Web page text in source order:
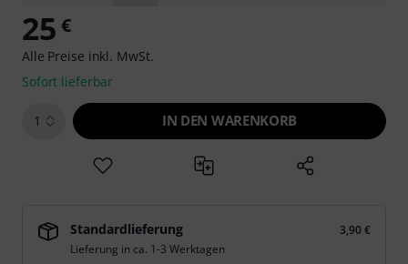
25 €
Alle Preise inkl. MwSt.
Sofort lieferbar
1 IN DEN WARENKORB
Standardlieferung
3,90 €
Lieferung in ca. 1-3 Werktagen